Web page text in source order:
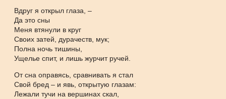
Вдруг я открыл глаза, –
Да это сны
Меня втянули в круг
Своих затей, дурачеств, мук;
Полна ночь тишины,
Ущелье спит, и лишь журчит ручей.
От сна оправясь, сравнивать я стал
Свой бред – и явь, открытую глазам:
Лежали тучи на вершинах скал,